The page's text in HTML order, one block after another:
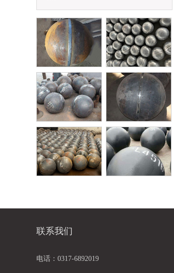
焊接球11
焊接球9
焊接球7
联系我们
电话：0317-6892019